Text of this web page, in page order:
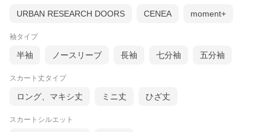
・洗濯機での洗濯は、ネットにいれておしゃれ着洗いでお願いし
ます。
・濃色のものとは色移りをするかもしれませんので、他の物と分
・この商品は写真に掲載されている生地で縫製した洋服です。
・縫製は国内縫製工場にて行っております。
・実店舗とも在庫を共有している関係上、ご注文後に品切れの場
合があります。
異なる場合があります。
URBAN RESEARCH DOORS CENEA moment+
袖タイプ
半袖 ノースリーブ 長袖 七分袖 五分袖
スカート丈タイプ
ロング、マキシ丈 ミニ丈 ひざ丈
スカートシルエット